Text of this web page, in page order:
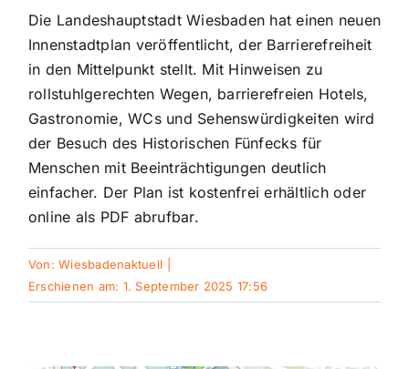
Sport
Kultur
Panorama
Mein Stadtteil
Galerie
Die Landeshauptstadt Wiesbaden hat einen neuen
Innenstadtplan veröffentlicht, der Barrierefreiheit
in den Mittelpunkt stellt. Mit Hinweisen zu
rollstuhlgerechten Wegen, barrierefreien Hotels,
Gastronomie, WCs und Sehenswürdigkeiten wird
der Besuch des Historischen Fünfecks für
Menschen mit Beeinträchtigungen deutlich
einfacher. Der Plan ist kostenfrei erhältlich oder
online als PDF abrufbar.
Von:Wiesbadenaktuell
Erschienen am: 1. September 2025 17:56